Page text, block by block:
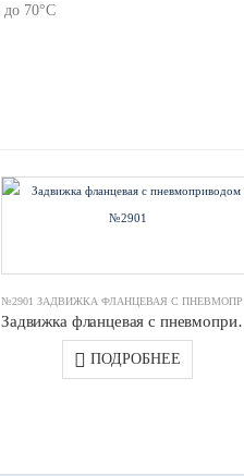
до 70°C
Задвижка фланцевая
ПОДРОБНЕЕ